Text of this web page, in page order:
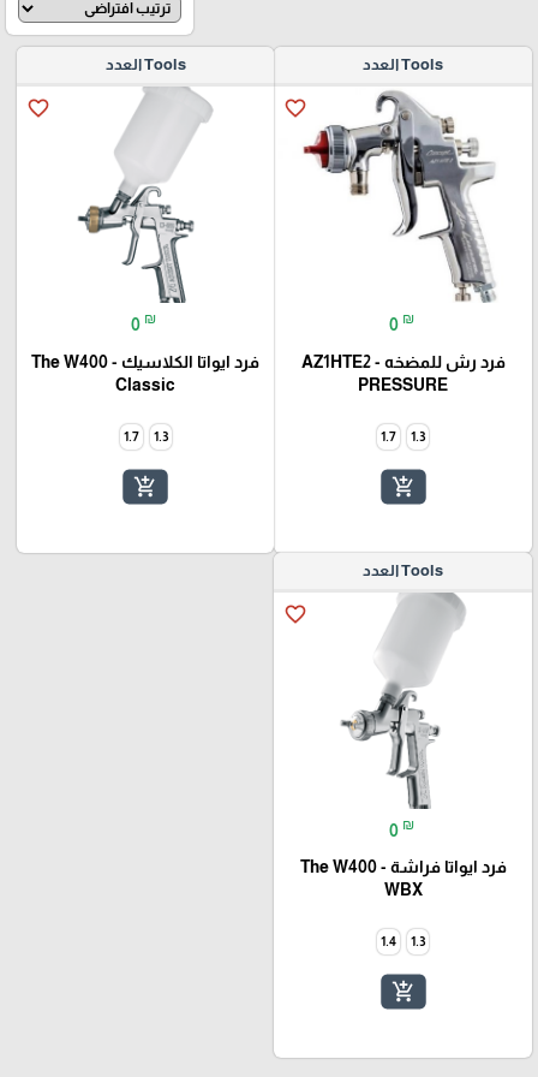
Tools العدد
favorite_border
0 ₪
فرد رش للمضخه - AZ1HTE2
PRESSURE
1.3
1.7
add_shopping_cart
Tools العدد
favorite_border
0 ₪
فرد ايواتا الكلاسيك - The W400
Classic
1.3
1.7
add_shopping_cart
Tools العدد
favorite_border
0 ₪
فرد ايواتا فراشة - The W400
WBX
1.3
1.4
add_shopping_cart